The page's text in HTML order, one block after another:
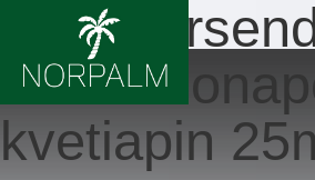
Rask
kvetiapin